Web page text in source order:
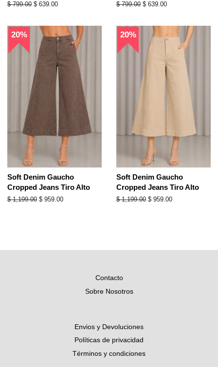
Precio
$ 799.00 Precio
$ 639.00
Precio
$ 799.00 Precio
$ 639.00
20%
Soft Denim Gaucho
Cropped Jeans Tiro Alto
Precio
$ 1,199.00 Precio
$ 959.00
20%
Soft Denim Gaucho
Cropped Jeans Tiro Alto
Precio
$ 1,199.00 Precio
$ 959.00
Contacto
Sobre Nosotros
Envios y Devoluciones
Políticas de privacidad
Términos y condiciones